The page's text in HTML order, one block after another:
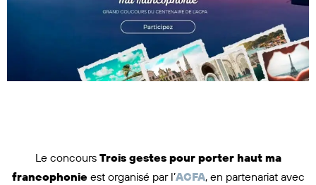
Le concours Trois gestes pour porter haut ma
francophonieest organisé par l’ACFA, en partenariat avec